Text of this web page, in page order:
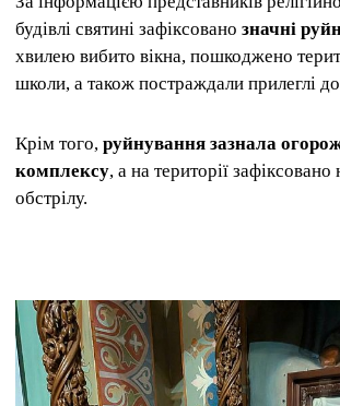
будівлі святині зафіксовано значні
хвилею вибито вікна, пошкоджено
школи, а також постраждали прилеглі
Крім того, руйнування зазнала
комплексу, а на території зафіксовано
обстрілу.